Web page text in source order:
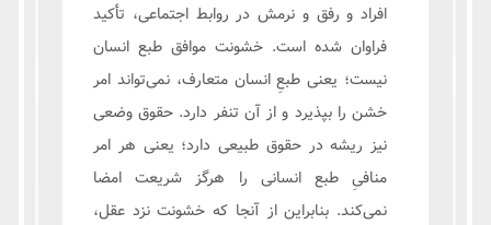
افراد و رفق و نرمش در روابط اجتماعی، تأکید
فراوان شده است. خشونت موافق طبع انسان
نیست؛ یعنی طبعِ انسان متعارف، نمی‌تواند امر
خشن را بپذیرد و از آن تنفر دارد. حقوق وضعی
نیز ریشه در حقوق طبیعی دارد؛ یعنی هر امر
منافیِ طبع انسانی را هرگز شریعت امضا
نمی‌کند. بنابراین از آنجا که خشونت نزد عقل،